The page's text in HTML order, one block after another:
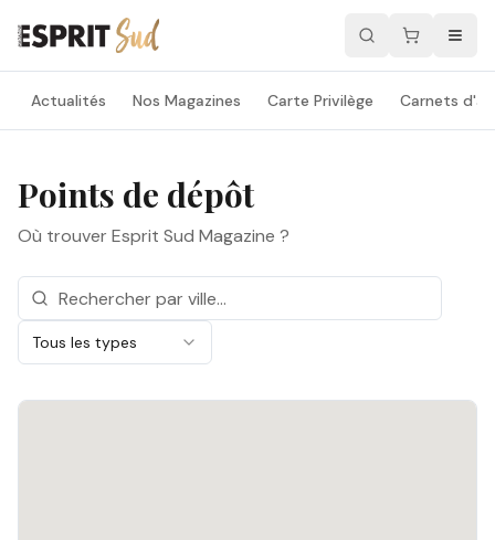
Actualités Nos Magazines Carte Privilège Carnets
Points de dépôt
Où trouver Esprit Sud Magazine ?
Tous les types